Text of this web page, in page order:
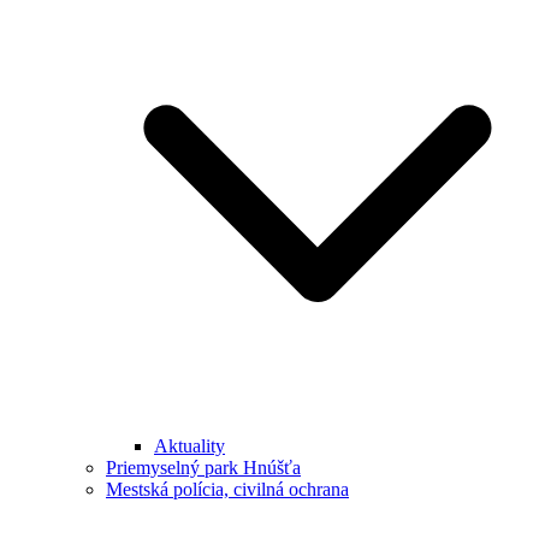
Aktuality
Priemyselný park Hnúšťa
Mestská polícia, civilná ochrana